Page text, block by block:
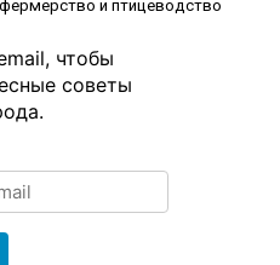
и птицеводство
чтобы
советы